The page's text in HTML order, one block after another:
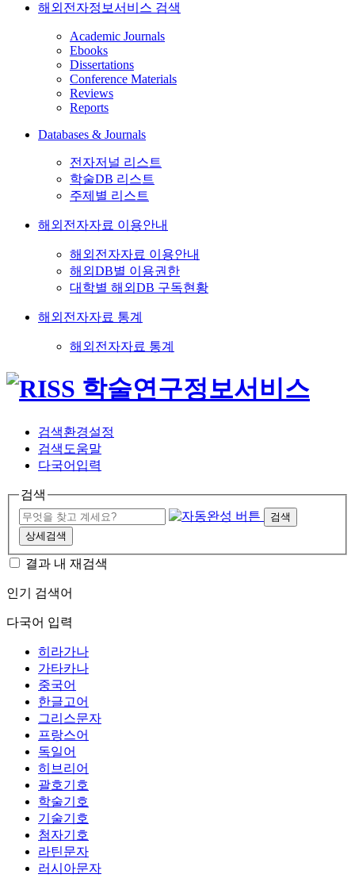
해외전자정보서비스 검색
Academic Journals
Ebooks
Dissertations
Conference Materials
Reviews
Reports
Databases & Journals
전자저널 리스트
학술DB 리스트
주제별 리스트
해외전자자료 이용안내
해외전자자료 이용안내
해외DB별 이용권한
대학별 해외DB 구독현황
해외전자자료 통계
해외전자자료 통계
검색환경설정
검색도움말
다국어입력
검색
검색
상세검색
결과 내 재검색
인기 검색어
다국어 입력
히라가나
가타카나
중국어
한글고어
그리스문자
프랑스어
독일어
히브리어
괄호기호
학술기호
기술기호
첨자기호
라틴문자
러시아문자